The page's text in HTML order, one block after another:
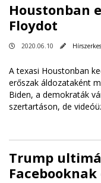
Houstonban
Floydot
2020.06.10
A texasi Houstonban
erőszak áldozataként
Biden, a demokraták
szertartáson, de
Trump